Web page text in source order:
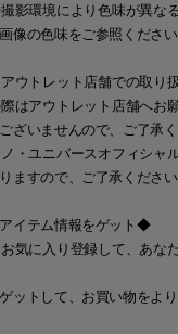
影環境により色味が異な
像の色味をご参照ください
ウトレット店舗での取り
はアウトレット店舗へお
ざいませんので、ご了承く
・ユニバースオフィシャ
ますので、ご了承ください
イテム情報をゲット◆
気に入り登録して、あな
ットして、お買い物をより